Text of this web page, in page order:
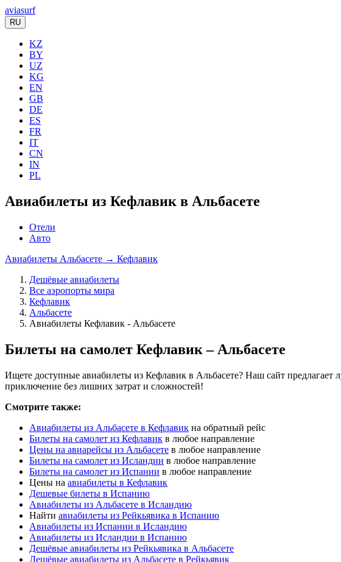
aviasurf
RU
KZ
BY
UZ
KG
EN
GB
DE
ES
FR
IT
CN
IN
PL
Авиабилеты из Кефлавик в Альбасете
Отели
Авто
Авиабилеты Альбасете → Кефлавик
Дешёвые авиабилеты
Все аэропорты мира
Кефлавик
Альбасете
Авиабилеты Кефлавик - Альбасете
Билеты на самолет Кефлавик – Альбасете
Ищете доступные авиабилеты из Кефлавик в Альбасете? Наш сайт
приключение без лишних затрат и сложностей!
Смотрите также:
Авиабилеты из Альбасете в Кефлавик на обратный рейс
Билеты на самолет из Кефлавик в любое направление
Цены на авиарейсы из Альбасете в любое направление
Билеты на самолет из Исландии в любое направление
Билеты на самолет из Испании в любое направление
Цены на авиабилеты в Кефлавик
Дешевые билеты в Испанию
Авиабилеты из Альбасете в Исландию
Найти авиабилеты из Рейкьявика в Испанию
Авиабилеты из Испании в Исландию
Авиабилеты из Исландии в Испанию
Дешёвые авиабилеты из Рейкьявика в Альбасете
Дешёвые авиабилеты из Альбасете в Рейкьявик